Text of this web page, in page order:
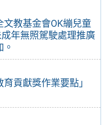
教基金會OK繃兒童
年無照駕駛處理推廣
貢獻獎作業要點」